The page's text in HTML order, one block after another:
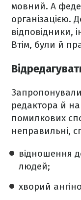
мовний. А
організацією.
відповідники,
Втім, були й
редактора й
помилкових
неправильні,
відношення
людей;
хворий